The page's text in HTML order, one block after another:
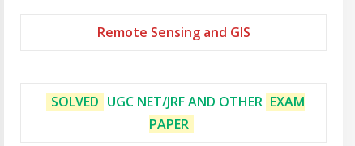
Remote Sensing and GIS
SOLVED UGC NET/JRF AND OTHER EXAM
PAPER